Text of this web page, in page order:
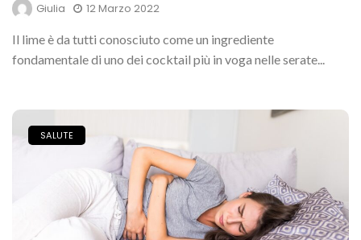
Giulia
12 Marzo 2022
Il lime è da tutti conosciuto come un ingrediente
fondamentale di uno dei cocktail più in voga nelle serate...
SALUTE